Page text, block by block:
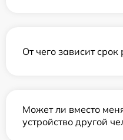
От чего зависит
Может ли вместо
устройство другой